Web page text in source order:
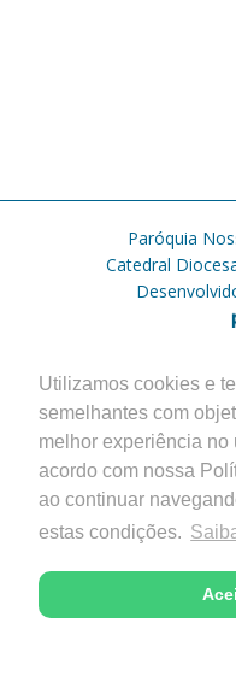
Utilizamos cookies e
semelhantes com
melhor experiência no
acordo com nossa
ao continuar
estas condições.
Paróquia
Catedral